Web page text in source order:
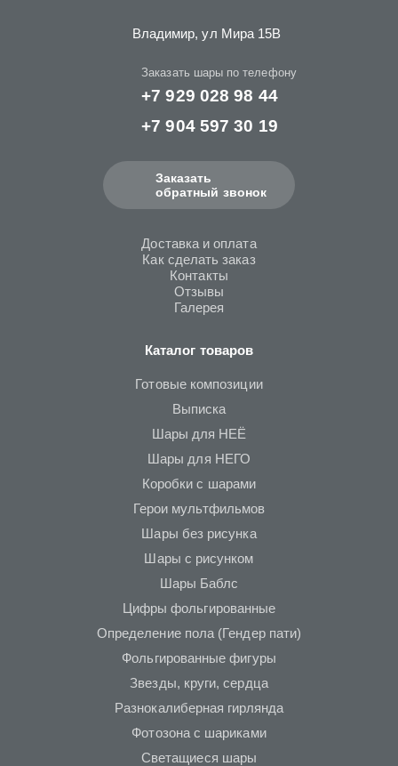
Доставка и оплата
Как сделать заказ
Контакты
Отзывы
Галерея
Каталог товаров
Готовые композиции
Выписка
Шары для НЕЁ
Шары для НЕГО
Коробки с шарами
Герои мультфильмов
Шары без рисунка
Шары с рисунком
Шары Баблс
Цифры фольгированные
Определение пола (Гендер пати)
Фольгированные фигуры
Звезды, круги, сердца
Разнокалиберная гирлянда
Фотозона с шариками
Светащиеся шары
Владимир, ул Мира 15B
Заказать шары по телефону
+7 929 028 98 44
+7 904 597 30 19
Заказать
обратный звонок